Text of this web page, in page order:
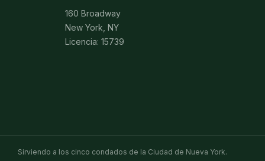
160 Broadway
New York, NY
Licencia: 15739
Sirviendo a los cinco condados de la Ciudad de Nueva York.